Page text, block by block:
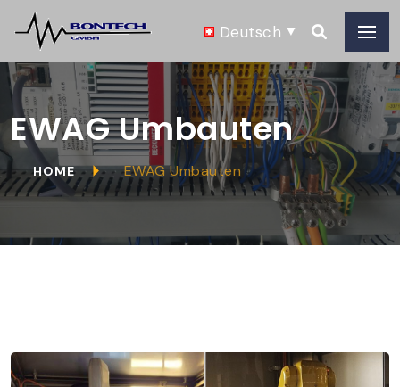
Deutsch
EWAG Umbauten
HOME EWAG Umbauten